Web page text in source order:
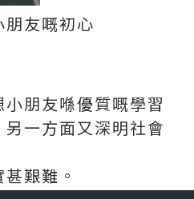
友嘅初心
朋友喺優質嘅學習
一方面又深明社會
艱難。